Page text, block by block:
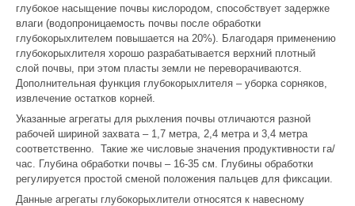
глубокое насыщение почвы кислородом, способствует задержке
влаги (водопроницаемость почвы после обработки
глубокорыхлителем повышается на 20%). Благодаря применению
глубокорыхлителя хорошо разрабатывается верхний плотный
слой почвы, при этом пласты земли не переворачиваются.
Дополнительная функция глубокорыхлителя – уборка сорняков,
извлечение остатков корней.
Указанные агрегаты для рыхления почвы отличаются разной
рабочей шириной захвата – 1,7 метра, 2,4 метра и 3,4 метра
соответственно. Такие же числовые значения продуктивности га/
час. Глубина обработки почвы – 16-35 см. Глубины обработки
регулируется простой сменой положения пальцев для фиксации.
Данные агрегаты глубокорыхлители относятся к навесному